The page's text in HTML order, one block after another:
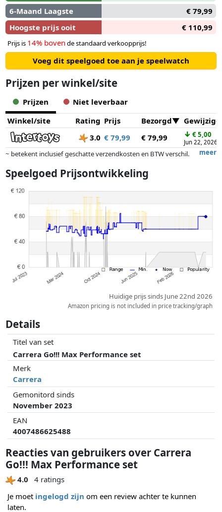
6-Maand Laagste
€ 79,99
Hoogste prijs ooit
€ 110,99
Prijs is 14% boven de standaard verkoopprijs!
Voeg dit speelgoed toe aan je speelwatch
Prijzen per winkel/site
Prijzen
Niet leverbaar
Winkel/site
Rating Prijs Bezorgd
Gewijzigd
3.0 € 79,99 € 79,99 ↓ € 5,00
Jun 22, 2026
meer
~ betekent inclusief geschatte verzendkosten en BTW verschil.
gewicht.
controle. Volgorde is puur op basis van prijs, vergoedingen door
partners hebben hier geen enkele invoed op. Alleen bij gelijke prijzen
kunnen historische prestaties de volgorde beïnvloeden.
Speelgoed Prijsontwikkeling
Huidige prijs sinds June 22nd 2026
Amazon pricing is not included in price tracking/graph
Details
Titel van set
Carrera Go!!! Max Performance set
Merk
Carrera
Gemonitord sinds
November 2023
EAN
4007486625488
Reacties van gebruikers over Carrera
Go!!! Max Performance set
4.0
4 ratings
Je moet ingelogd zijn om een review achter te kunnen
laten.